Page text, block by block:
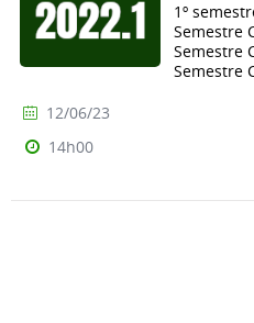
1º
Semestre
Semestre
Semestre
12/06/23
14h00